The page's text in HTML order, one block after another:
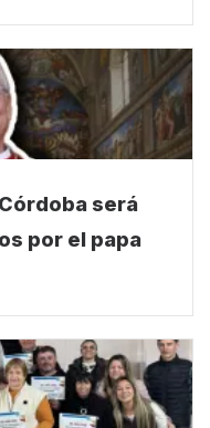
será
por el papa